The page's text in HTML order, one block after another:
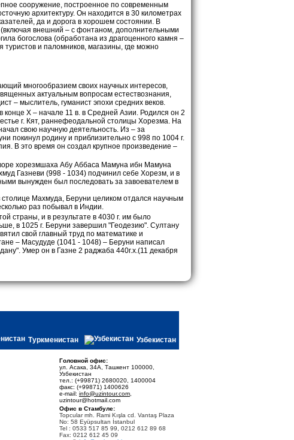
сооружение, построенное по современным
архитектуру. Он находится в 30 километрах
да и дорога в хорошем состоянии. В
внешний – с фонтаном, дополнительными
богослова (обработана из драгоценного камня –
туристов и паломников, магазины, где можно
многообразием своих научных интересов,
актуальным вопросам естествознания,
– мыслитель, гуманист эпохи средних веков.
Х – начале 11 в. в Средней Азии. Родился он 2
г. Кят, раннефеодальной столицы Хорезма. На
свою научную деятельность. Из – за
покинул родину и приблизительно с 998 по 1004 г.
В это время он создал крупное произведение –
хорезмшаха Абу Аббаса Мамуна ибн Мамуна
Газневи (998 - 1034) подчинил себе Хорезм, и в
вынужден был последовать за завоевателем в
Махмуда, Беруни целиком отдался научным
раз побывал в Индии.
страны, и в результате в 4030 г. им было
в 1025 г. Беруни завершил "Геодезию". Султану
свой главный труд по математике и
– Масудуде (1041 - 1048) – Беруни написал
Умер он в Газне 2 раджаба 440г.х.(11 декабря
Туркменистан Узбекистан
Головной офис:
ул. Асака, 34А, Ташкент 100000,
Узбекистан
тел.: (+99871) 2680020, 1400004
факс: (+99871) 1400626
e-mail: info@uzintour.com
uzintour@hotmail.com
Офис в Стамбуле:
Topcular mh. Rami Kışla cd. Vantaş Plaza
No: 58 Eyüpsultan İstanbul
Tel : 0533 517 85 99, 0212 612 89 68
Fax: 0212 612 45 09